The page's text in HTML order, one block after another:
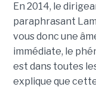
En 2014, le
paraphrasant
vous donc une
immédiate, le
est dans toutes
explique que